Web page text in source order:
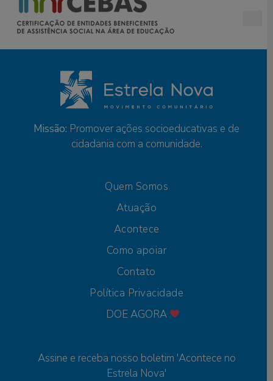
Missão: Promover ações socioeducativas e de
cidadania com a comunidade.
Quem Somos
Atuação
Acontece
Como apoiar
Contato
Política Privacidade
DOE AGORA
Assine e receba nosso boletim 'Acontece no
Estrela Nova'